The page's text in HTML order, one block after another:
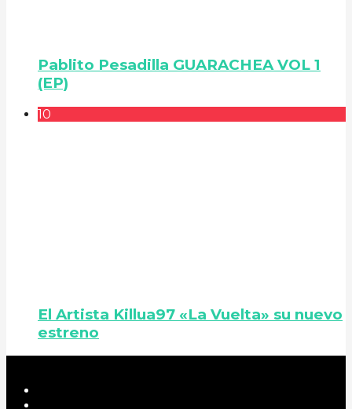
Pablito Pesadilla GUARACHEA VOL 1
(EP)
10
El Artista Killua97 «La Vuelta» su nuevo
estreno